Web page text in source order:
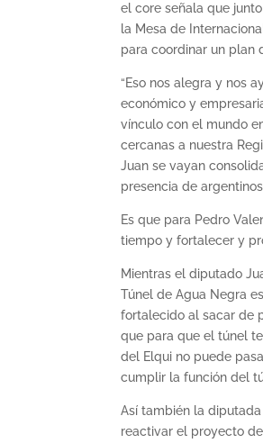
el core señala que
la Mesa de
para coordinar un plan
“Eso nos alegra y nos
económico y
vínculo con el mundo
cercanas a nuestra
Juan se vayan
presencia de
Es que para Pedro
tiempo y fortalecer y
Mientras el diputado
Túnel de Agua Negra
fortalecido al sacar de
que para que el túnel
del Elqui no puede
cumplir la función del
Así también la
reactivar el proyecto